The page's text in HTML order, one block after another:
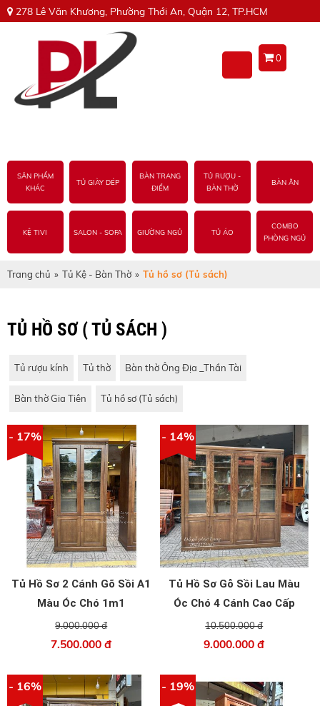
278 Lê Văn Khương, Phường Thới An, Quận 12, TP.HCM
0
SẢN PHẨM
KHÁC
TỦ GIÀY DÉP
BÀN TRANG
ĐIỂM
TỦ RƯỢU -
BÀN THỜ
BÀN ĂN
KỆ TIVI SALON - SOFA GIƯỜNG NGỦ TỦ ÁO
COMBO
PHÒNG NGỦ
Trang chủ » Tủ Kệ - Bàn Thờ » Tủ hồ sơ (Tủ sách)
TỦ HỒ SƠ ( TỦ SÁCH )
Tủ rượu kính Tủ thờ Bàn thờ Ông Địa _Thần Tài
Bàn thờ Gia Tiên Tủ hồ sơ (Tủ sách)
- 17%
Tủ Hồ Sơ 2 Cánh Gõ Sồi A1
Màu Óc Chó 1m1
9.000.000 đ
7.500.000 đ
- 14%
Tủ Hồ Sơ Gỗ Sồi Lau Màu
Óc Chó 4 Cánh Cao Cấp
10.500.000 đ
9.000.000 đ
- 16% - 19%